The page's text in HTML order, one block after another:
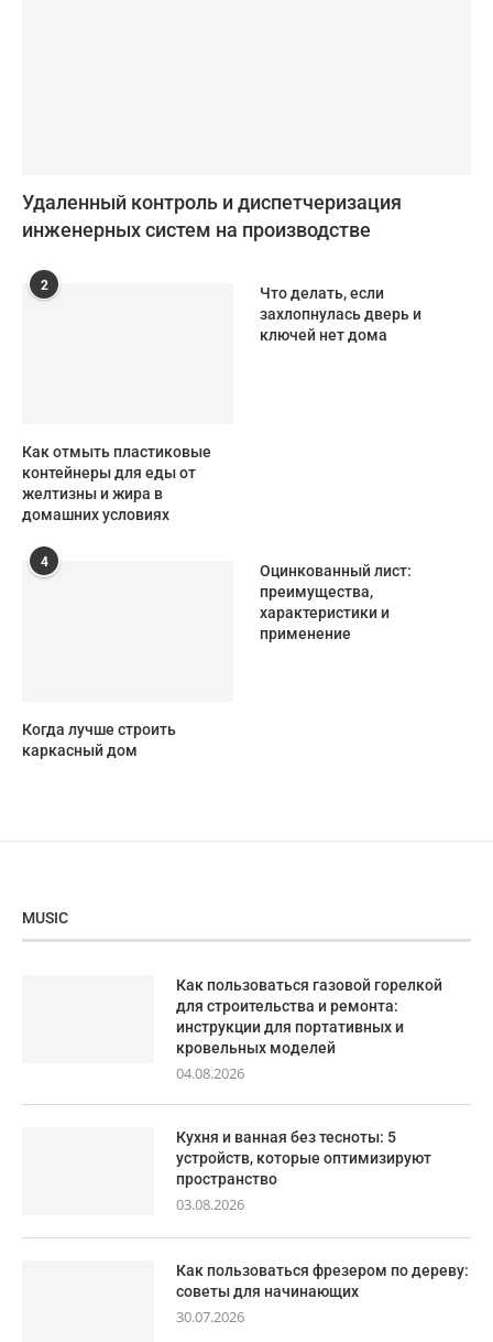
Удаленный контроль и диспетчеризация
инженерных систем на производстве
2
Как отмыть пластиковые
контейнеры для еды от
желтизны и жира в
домашних условиях
Что делать, если
захлопнулась дверь и
ключей нет дома
4
Когда лучше строить
каркасный дом
Оцинкованный лист:
преимущества,
характеристики и
применение
MUSIC
Как пользоваться газовой горелкой
для строительства и ремонта:
инструкции для портативных и
кровельных моделей
04.08.2026
Кухня и ванная без тесноты: 5
устройств, которые оптимизируют
пространство
03.08.2026
Как пользоваться фрезером по дереву:
советы для начинающих
30.07.2026